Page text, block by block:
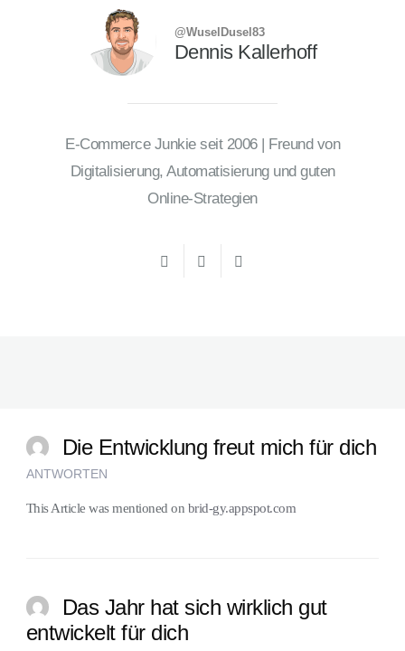
@WuselDusel83
Dennis Kallerhoff
E-Commerce Junkie seit 2006 | Freund von
Digitalisierung, Automatisierung und guten
Online-Strategien
Die Entwicklung freut mich für dich
ANTWORTEN
This Article was mentioned on brid-gy.appspot.com
Das Jahr hat sich wirklich gut
entwickelt für dich